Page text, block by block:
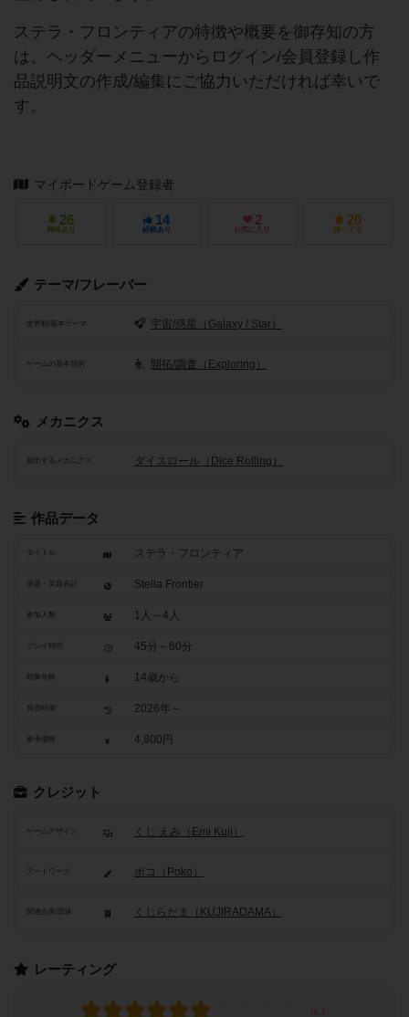
ステラ・フロンティアの特徴や概要を御存知の方
は、ヘッダーメニューからログイン/会員登録し作
品説明文の作成/編集にご協力いただければ幸いで
す。
マイボードゲーム登録者
26
興味あり
14
経験あり
2
お気に入り
20
持ってる
テーマ/フレーバー
世界観/基本テーマ 宇宙/惑星（Galaxy / Star）
ゲームの基本目的 開拓/調査（Exploring）
メカニクス
頻出するメカニクス ダイスロール（Dice Rolling）
作品データ
タイトル ステラ・フロンティア
原題・英題表記 Stella Frontier
参加人数 1人～4人
プレイ時間 45分～60分
対象年齢 14歳から
発売時期 2026年～
参考価格 4,800円
クレジット
ゲームデザイン くじ えみ（Emi Kuji）
アートワーク ポコ（Poko）
関連企業/団体 くじらだま（KUJIRADAMA）
レーティング